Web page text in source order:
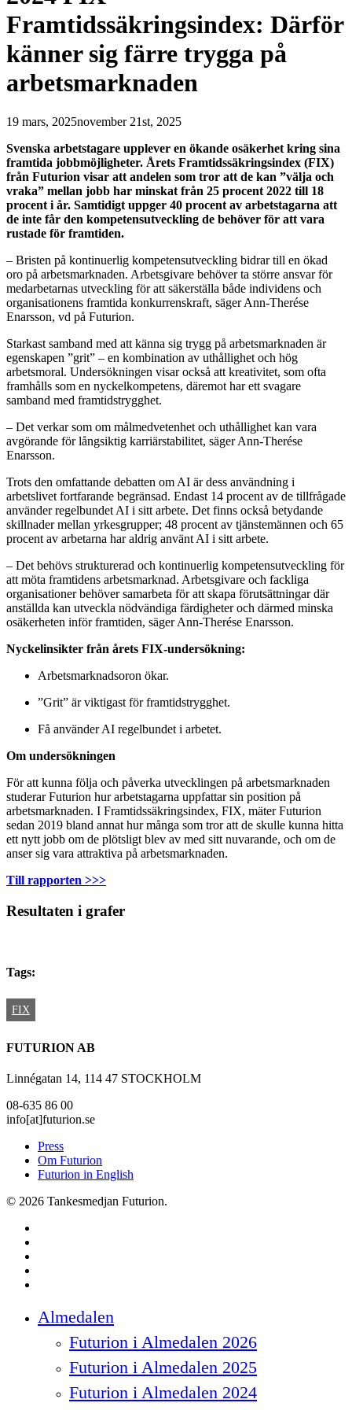
Framtidssäkringsindex: Därför
känner sig färre trygga på
arbetsmarknaden
19 mars, 2025november 21st, 2025
Svenska arbetstagare upplever en ökande osäkerhet kring sina
framtida jobbmöjligheter. Årets Framtidssäkringsindex (FIX)
från Futurion visar att andelen som tror att de kan ”välja och
vraka” mellan jobb har minskat från 25 procent 2022 till 18
procent i år. Samtidigt uppger 40 procent av arbetstagarna att
de inte får den kompetensutveckling de behöver för att vara
rustade för framtiden.
– Bristen på kontinuerlig kompetensutveckling bidrar till en ökad
oro på arbetsmarknaden. Arbetsgivare behöver ta större ansvar för
medarbetarnas utveckling för att säkerställa både individens och
organisationens framtida konkurrenskraft, säger Ann-Therése
Enarsson, vd på Futurion.
Starkast samband med att känna sig trygg på arbetsmarknaden är
egenskapen ”grit” – en kombination av uthållighet och hög
arbetsmoral. Undersökningen visar också att kreativitet, som ofta
framhålls som en nyckelkompetens, däremot har ett svagare
samband med framtidstrygghet.
– Det verkar som om målmedvetenhet och uthållighet kan vara
avgörande för långsiktig karriärstabilitet, säger Ann-Therése
Enarsson.
Trots den omfattande debatten om AI är dess användning i
arbetslivet fortfarande begränsad. Endast 14 procent av de tillfrågade
använder regelbundet AI i sitt arbete. Det finns också betydande
skillnader mellan yrkesgrupper; 48 procent av tjänstemännen och 65
procent av arbetarna har aldrig använt AI i sitt arbete.
– Det behövs strukturerad och kontinuerlig kompetensutveckling för
att möta framtidens arbetsmarknad. Arbetsgivare och fackliga
organisationer behöver samarbeta för att skapa förutsättningar där
anställda kan utveckla nödvändiga färdigheter och därmed minska
osäkerheten inför framtiden, säger Ann-Therése Enarsson.
Nyckelinsikter från årets FIX-undersökning:
Arbetsmarknadsoron ökar.
”Grit” är viktigast för framtidstrygghet.
Få använder AI regelbundet i arbetet.
Om undersökningen
För att kunna följa och påverka utvecklingen på arbetsmarknaden
studerar Futurion hur arbetstagarna uppfattar sin position på
arbetsmarknaden. I Framtidssäkringsindex, FIX, mäter Futurion
sedan 2019 bland annat hur många som tror att de skulle kunna hitta
ett nytt jobb om de plötsligt blev av med sitt nuvarande, och om de
anser sig vara attraktiva på arbetsmarknaden.
Till rapporten >>>
Resultaten i grafer
Tags:
FIX
FUTURION AB
Linnégatan 14, 114 47 STOCKHOLM
08-635 86 00
info[at]futurion.se
Press
Om Futurion
Futurion in English
© 2026 Tankesmedjan Futurion.
Menu
Almedalen
Futurion i Almedalen 2026
Futurion i Almedalen 2025
Futurion i Almedalen 2024